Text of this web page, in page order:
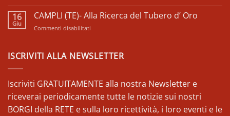
dei
(TE)-
a
Nordic
16
Giu
CAMPLI (TE)- Alla Ricerca del Tubero d’ Oro
Commenti disabilitati
Alla
Tubero
d’
Oro
ISCRIVITI ALLA NEWSLETTER
Iscriviti GRATUITAMENTE alla nostra Newsletter e
riceverai periodicamente tutte le notizie sui nostri
BORGI della RETE e sulla loro ricettività, i loro eventi e le